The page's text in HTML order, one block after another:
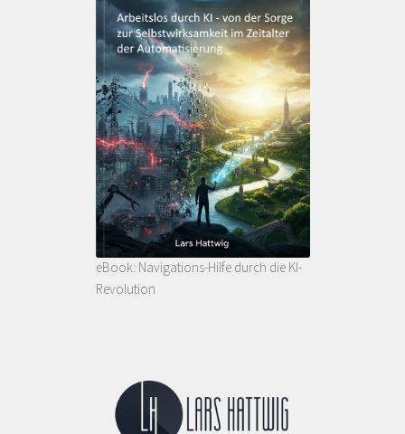
eBook: Navigations-Hilfe durch die KI-
Revolution